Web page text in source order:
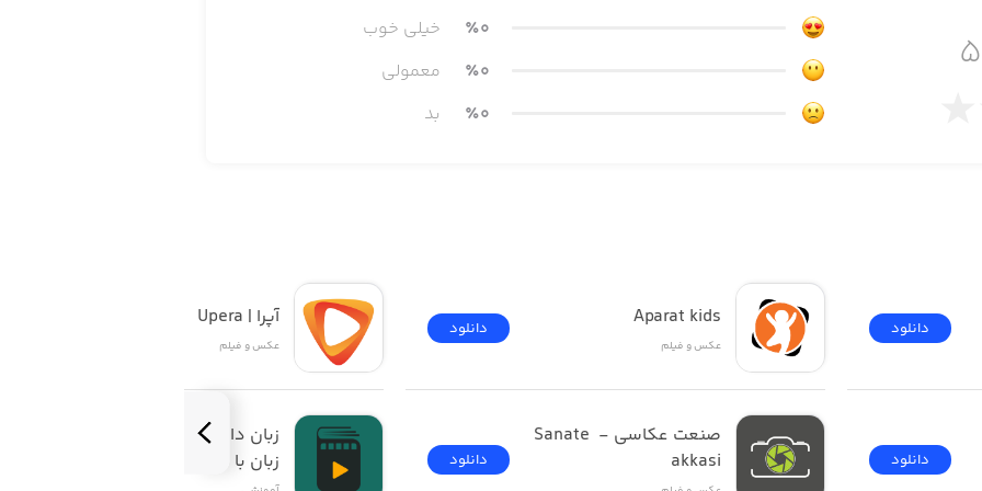
استاندارد آماده‌شده در اپلیکیشن و یا هر کیفیت دلخواه تبدیل کرده و از آن‌ها با فرمت مورد نیاز
تگ‌های مربوط به نام عکس‌ها را ویرایش کرده و نام آن‌ها را مطابق با سیستم نام‌گذاری خود تغییر
هم‌زمان
٪0
خیلی خوب
٪0
معمولی
٪0 بد
دانلود
دانلود
Aparat kids
عکس و فیلم
دانلود
صنعت عکاسی - Sanate
akkasi
دانلود
آپرا | Upera
عکس و فیلم
زبان با فیلم